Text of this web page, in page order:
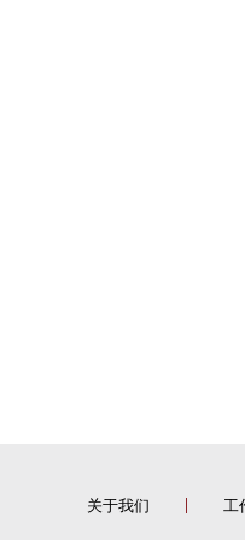
关于我们 工